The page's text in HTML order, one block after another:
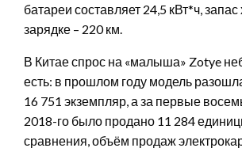
батареи составляет 24,5 кВт*ч,
зарядке – 220 км.
В Китае спрос на «малыша» Zotye
есть: в прошлом году модель
16 751 экземпляр, а за первые
2018-го было продано 11 284
сравнения, объём продаж